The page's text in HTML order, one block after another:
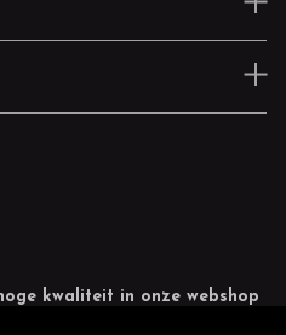
kwaliteit in onze webshop